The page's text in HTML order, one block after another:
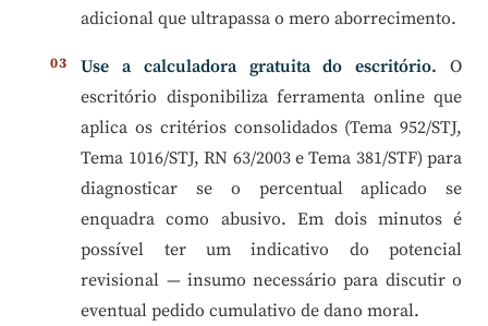
adicional que ultrapassa o mero aborrecimento.
Use a calculadora gratuita do escritório. O
escritório disponibiliza ferramenta online que
aplica os critérios consolidados (Tema 952/STJ,
Tema 1016/STJ, RN 63/2003 e Tema 381/STF) para
diagnosticar se o percentual aplicado se
enquadra como abusivo. Em dois minutos é
possível ter um indicativo do potencial
revisional — insumo necessário para discutir o
eventual pedido cumulativo de dano moral.